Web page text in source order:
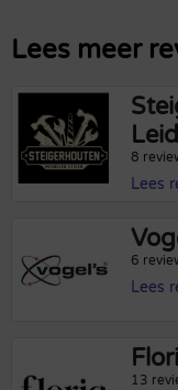
Lees meer
8
Lees
6
Lees
13